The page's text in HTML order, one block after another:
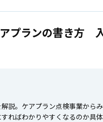
ランの書き方
説。ケアプラン点検事業から
ればわかりやすくなるのか具